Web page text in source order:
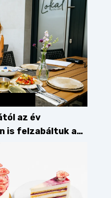
az év
is felzabáltuk a